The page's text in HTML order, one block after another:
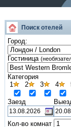
Поиск отелей
Город:
Гостиница
Категория
1
2 3 4
Заезд
Кол-во комнат